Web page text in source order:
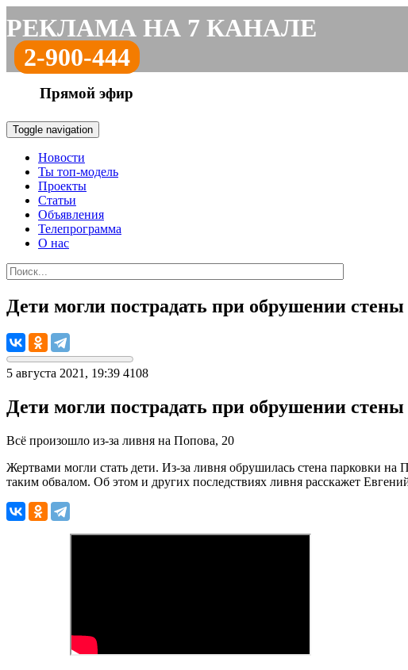
РЕКЛАМА НА 7 КАНАЛЕ
2-900-444
Прямой эфир
Toggle navigation
Новости
Ты топ-модель
Проекты
Статьи
Объявления
Телепрограмма
О нас
Дети могли пострадать при обрушении
5 августа 2021, 19:39 4108
Дети могли пострадать при обрушении
Всё произошло из-за ливня на Попова, 20
Жертвами могли стать дети. Из-за ливня обрушилась стена парковки
таким обвалом. Об этом и других последствиях ливня расскажет